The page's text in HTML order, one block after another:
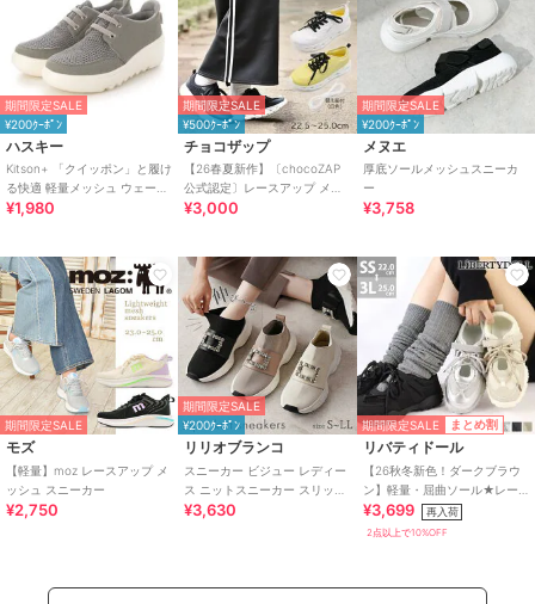
期間限定SALE
¥200ｸｰﾎﾟﾝ
ハスキー
Kitson+ 「クイッポン」と履け
る快適 軽量メッシュ ウェーブ
ソール レースアップスニーカ
¥1,980
期間限定SALE
¥500ｸｰﾎﾟﾝ
チョコザップ
【26春夏新作】〔chocoZAP
公式認定〕レースアップ メッ
シュ スニーカー
¥3,000
期間限定SALE
¥200ｸｰﾎﾟﾝ
メヌエ
厚底ソールメッシュスニーカ
ー
¥3,758
期間限定SALE
モズ
【軽量】moz レースアップ メ
ッシュ スニーカー
¥2,750
期間限定SALE
¥200ｸｰﾎﾟﾝ
リリオブランコ
スニーカー ビジュー レディー
ス ニットスニーカー スリッポ
ンシューズ メッシュ
¥3,630
期間限定SALE まとめ割
リバティドール
【26秋冬新色！ダークブラウ
ン】軽量・屈曲ソール★レー
スアップゴムベルトメッシュ
スニーカー★3802
¥3,699 再入荷
2点以上で10%OFF